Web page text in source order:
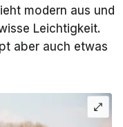
modern aus und
Leichtigkeit.
aber auch etwas